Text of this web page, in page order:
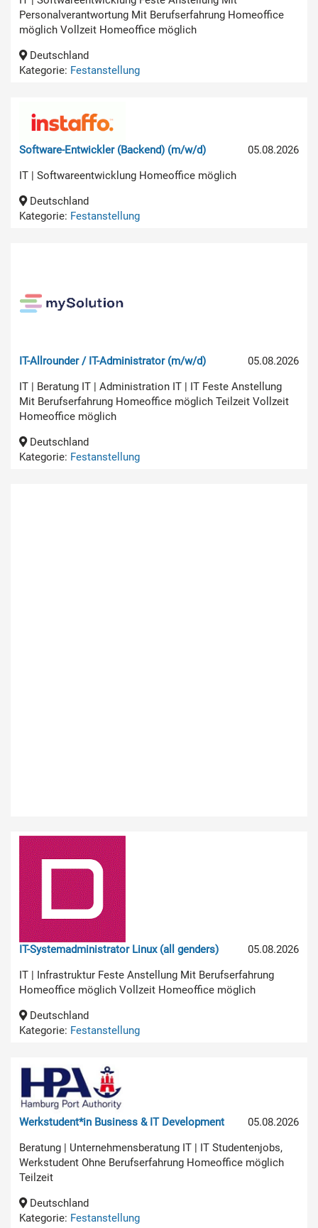
Personalverantwortung Mit Berufserfahrung Homeoffice
möglich Vollzeit Homeoffice möglich
Deutschland
Kategorie: Festanstellung
05.08.2026
Software-Entwickler (Backend) (m/w/d)
IT | Softwareentwicklung Homeoffice möglich
Deutschland
Kategorie: Festanstellung
05.08.2026
IT-Allrounder / IT-Administrator (m/w/d)
IT | Beratung IT | Administration IT | IT Feste Anstellung
Mit Berufserfahrung Homeoffice möglich Teilzeit Vollzeit
Homeoffice möglich
Deutschland
Kategorie: Festanstellung
05.08.2026
IT-Systemadministrator Linux (all genders)
IT | Infrastruktur Feste Anstellung Mit Berufserfahrung
Homeoffice möglich Vollzeit Homeoffice möglich
Deutschland
Kategorie: Festanstellung
05.08.2026
Werkstudent*in Business & IT Development
Beratung | Unternehmensberatung IT | IT Studentenjobs,
Werkstudent Ohne Berufserfahrung Homeoffice möglich
Teilzeit
Deutschland
Kategorie: Festanstellung